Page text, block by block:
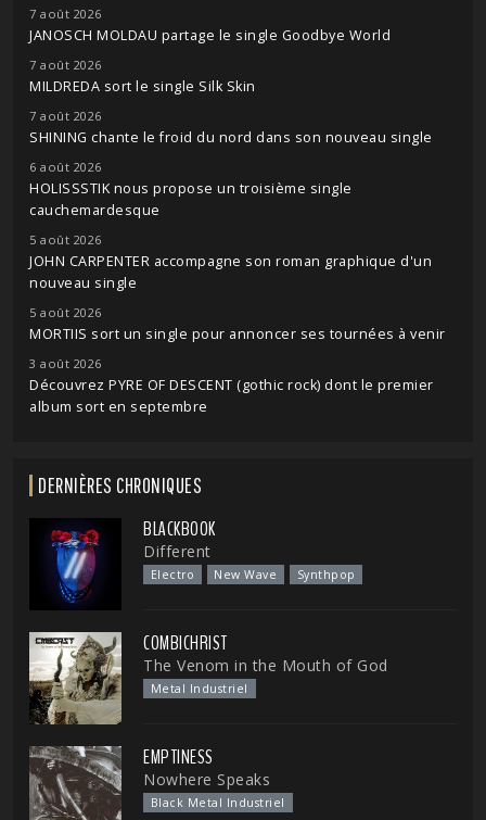
7 août 2026
JANOSCH MOLDAU partage le single Goodbye World
7 août 2026
MILDREDA sort le single Silk Skin
7 août 2026
SHINING chante le froid du nord dans son nouveau single
6 août 2026
HOLISSSTIK nous propose un troisième single
cauchemardesque
5 août 2026
JOHN CARPENTER accompagne son roman graphique d'un
nouveau single
5 août 2026
MORTIIS sort un single pour annoncer ses tournées à venir
3 août 2026
Découvrez PYRE OF DESCENT (gothic rock) dont le premier
album sort en septembre
DERNIÈRES CHRONIQUES
BLACKBOOK
Different
Electro New Wave Synthpop
COMBICHRIST
The Venom in the Mouth of God
Metal Industriel
EMPTINESS
Nowhere Speaks
Black Metal Industriel